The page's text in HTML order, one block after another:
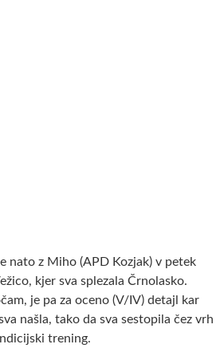
nato z Miho (APD Kozjak) v petek
kjer sva splezala Črnolasko.
je pa za oceno (V/IV) detajl kar
našla, tako da sva sestopila čez vrh
trening.